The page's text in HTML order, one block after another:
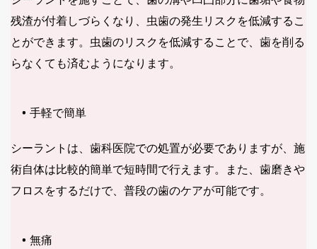
残渣が付着しづらくなり、虫歯の発生リスクを低減するこ
とができます。虫歯のリスクを低減することで、歯を削る
らなくても済むようになります。
手軽で簡単
シーラントは、歯科医院での処置が必要でありますが、施
術自体は比較的簡単で短時間で行えます。また、歯磨きや
フロスをするだけで、普段の歯のケアが可能です。
無痛